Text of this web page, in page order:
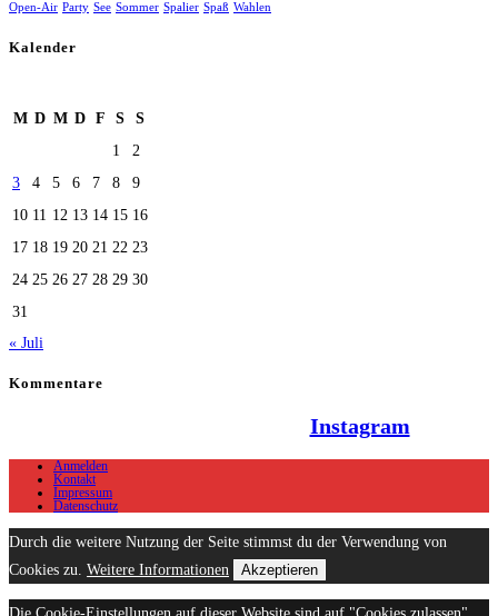
Open-Air Party See Sommer Spalier Spaß Wahlen
Kalender
M D M D F S
S
1
2
3
4 5 6 7 8
9
10 11 12 13 14 15 16
17 18 19 20 21 22 23
24 25 26 27 28 29 30
31
« Juli
Kommentare
Instagram
Anmelden
Kontakt
Impressum
Datenschutz
Durch die weitere Nutzung der Seite stimmst du der Verwendung von
Cookies zu. Weitere Informationen Akzeptieren